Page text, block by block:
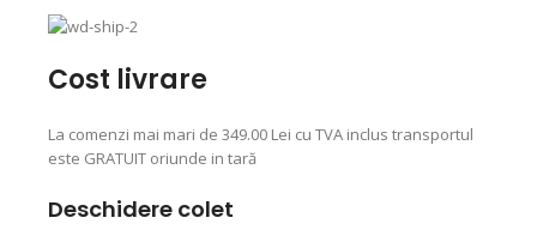
Cost livrare
La comenzi mai mari de 349.00 Lei cu TVA inclus transportul
este GRATUIT oriunde in tară
Deschidere colet